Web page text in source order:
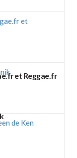
et Reggae.fr